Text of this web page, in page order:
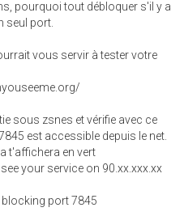
pourquoi tout débloquer s'il y a
seul port.
vous servir à tester votre
sous zsnes et vérifie avec ce
est accessible depuis le net.
t'affichera en vert
your service on 90.xx.xxx.xx
port 7845